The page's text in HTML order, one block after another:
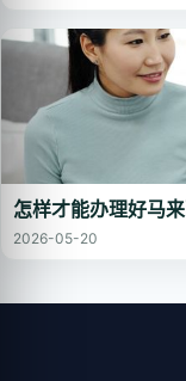
怎样才能办理好马
2026-05-20